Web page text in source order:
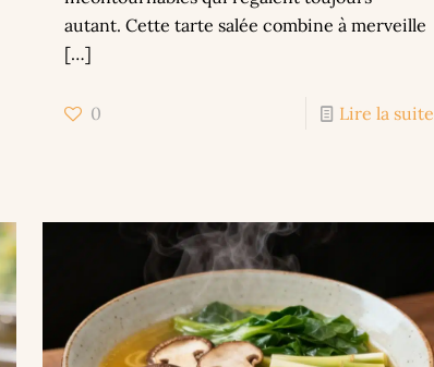
autant. Cette tarte salée combine à merveille
[…]
0 Lire la suite